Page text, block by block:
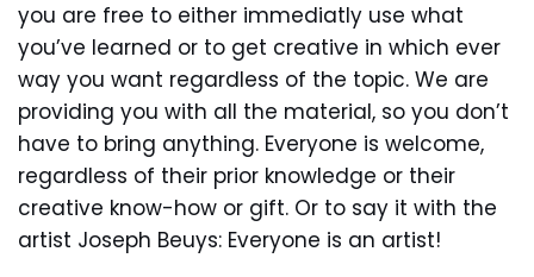
you are free to either immediatly use what
you’ve learned or to get creative in which ever
way you want regardless of the topic. We are
providing you with all the material, so you don’t
have to bring anything. Everyone is welcome,
regardless of their prior knowledge or their
creative know-how or gift. Or to say it with the
artist Joseph Beuys: Everyone is an artist!